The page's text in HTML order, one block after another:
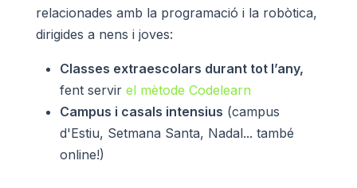
relacionades amb la programació i la robòtica,
dirigides a nens i joves:
Classes extraescolars durant tot l’any,
fent servir el mètode Codelearn
Campus i casals intensius (campus
d'Estiu, Setmana Santa, Nadal... també
online!)